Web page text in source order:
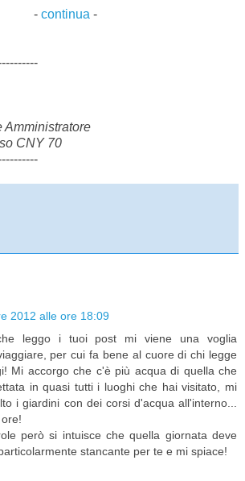
- continua-
Amministratore
CNY 70
2012 alle ore 18:09
leggo i tuoi post mi viene una voglia
per cui fa bene al cuore di chi legge
Mi accorgo che c'è più acqua di quella che
in quasi tutti i luoghi che hai visitato, mi
i giardini con dei corsi d'acqua all'interno...
però si intuisce che quella giornata deve
stancante per te e mi spiace!